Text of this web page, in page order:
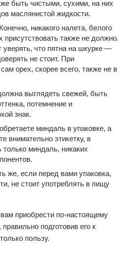
быть чистыми, сухими, на них
маслянистой жидкости.
никакого налета, белого
присутствовать также не должно.
уверять, что пятна на шкурке —
не стоит. При
орех, скорее всего, также не в
выглядеть свежей, быть
потемнение и
знак.
миндаль в упаковке, а
внимательно этикетку, в
миндаль, никаких
же, если перед вами упаковка,
не стоит употреблять в пищу
приобрести по-настоящему
подготовив его к
пользу.